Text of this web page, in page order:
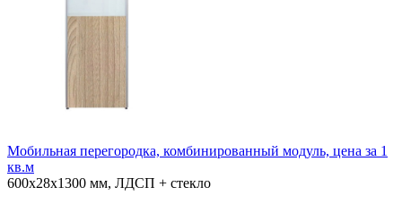
Мобильная перегородка, комбинированный модуль, цена за 1
кв.м
600х28х1300 мм, ЛДСП + стекло